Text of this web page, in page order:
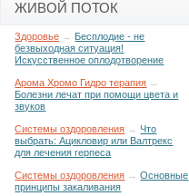
ЖИВОЙ ПОТОК
Здоровье → Бесплодие - не
безвыходная ситуация!
Искусственное оплодотворение
Арома Хромо Гидро терапия →
Болезни лечат при помощи цвета и
звуков
Системы оздоровления →Что
выбрать: Ацикловир или Валтрекс
для лечения герпеса
Системы оздоровления →Основные
принципы закаливания